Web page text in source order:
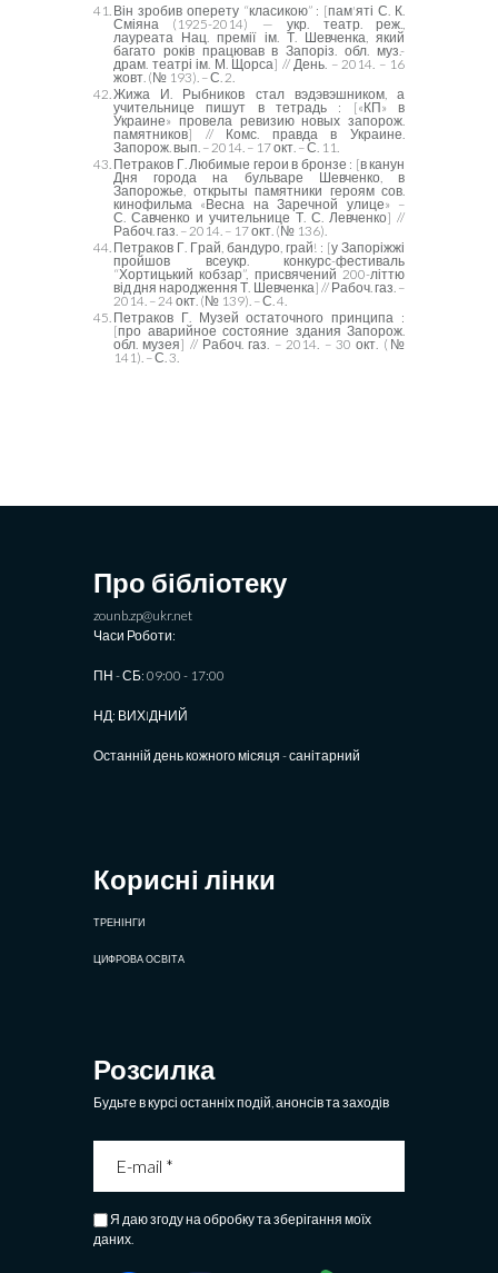
Він зробив оперету “класикою” : [пам'яті С. К.
Сміяна (1925-2014) — укр. театр. реж.,
лауреата Нац. премії ім. Т. Шевченка, який
багато років працював в Запоріз. обл. муз.-
драм. театрі ім. М. Щорса] // День. – 2014. – 16
жовт. (№ 193). – С. 2.
Жижа И. Рыбников стал вэдэвэшником, а
учительнице пишут в тетрадь : [«КП» в
Украине» провела ревизию новых запорож.
памятников] // Комс. правда в Украине.
Запорож. вып. – 2014. – 17 окт. – С. 11.
Петраков Г. Любимые герои в бронзе : [в канун
Дня города на бульваре Шевченко, в
Запорожье, открыты памятники героям сов.
кинофильма «Весна на Заречной улице» –
С. Савченко и учительнице Т. С. Левченко] //
Рабоч. газ. – 2014. – 17 окт. (№ 136).
Петраков Г. Грай, бандуро, грай! : [у Запоріжжі
пройшов всеукр. конкурс-фестиваль
“Хортицький кобзар”, присвячений 200-літтю
від дня народження Т. Шевченка] // Рабоч. газ. –
2014. – 24 окт. (№ 139). – С. 4.
Петраков Г. Музей остаточного принципа :
[про аварийное состояние здания Запорож.
обл. музея] // Рабоч. газ. – 2014. – 30 окт. (№
141). – С. 3.
Про бібліотеку
zounb.zp@ukr.net
Часи Роботи:
ПН - СБ: 09:00 - 17:00
НД: ВИХIДНИЙ
Останній день кожного місяця - санітарний
Корисні лінки
ТРЕНІНГИ
ЦИФРОВА ОСВІТА
Розсилка
Будьте в курсі останніх подій, анонсів та заходів
Я даю згоду на обробку та зберігання моїх
даних.